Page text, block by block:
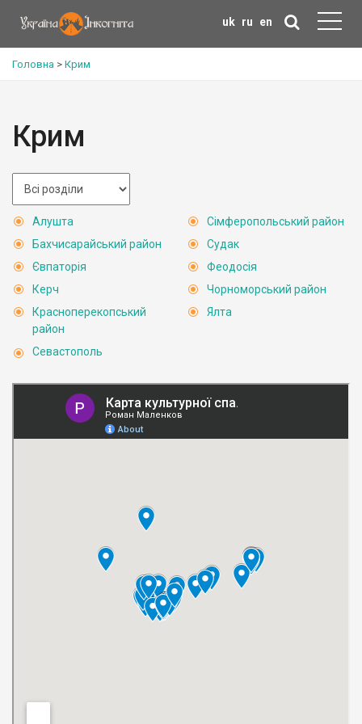
uk ru en
Головна > Крим
Крим
Алушта
Бахчисарайський район
Євпаторія
Керч
Красноперекопський
район
Севастополь
Сімферопольський район
Судак
Феодосія
Чорноморський район
Ялта